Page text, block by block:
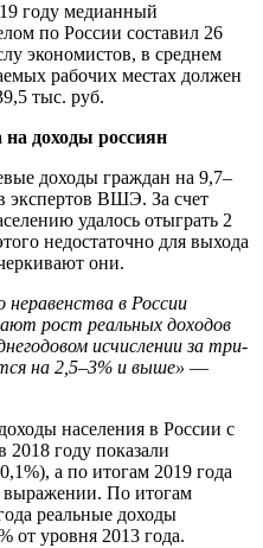
году медианный
по России составил 26
экономистов, в среднем
рабочих местах должен
тыс. руб.
доходы россиян
доходы граждан на 9,7–
экспертов ВШЭ. За счет
удалось отыграть 2
недостаточно для выхода
они.
неравенства в России
рост реальных доходов
исчислении за три-
на 2,5–3% и выше» —
населения в России с
2018 году показали
а по итогам 2019 года
выражении. По итогам
реальные доходы
от уровня 2013 года.